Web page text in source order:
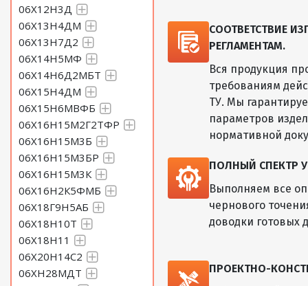
06Х12Н3Д
06Х13Н4ДМ
06Х13Н7Д2
06Х14Н5МФ
06Х14Н6Д2МБТ
06Х15Н4ДМ
06Х15Н6МВФБ
06Х16Н15М2Г2ТФР
06Х16Н15М3Б
06Х16Н15М3БР
06Х16Н15М3К
06Х16Н2К5ФМБ
06Х18Г9Н5АБ
06Х18Н10Т
06Х18Н11
06Х20Н14С2
06ХН28МДТ
СООТВЕТСТВИЕ
РЕГЛАМЕНТАМ.
Вся продукция
требованиям
ТУ. Мы
параметров
нормативной
ПОЛНЫЙ СПЕКТР
Выполняем все
чернового
доводки готовых
ПРОЕКТНО-